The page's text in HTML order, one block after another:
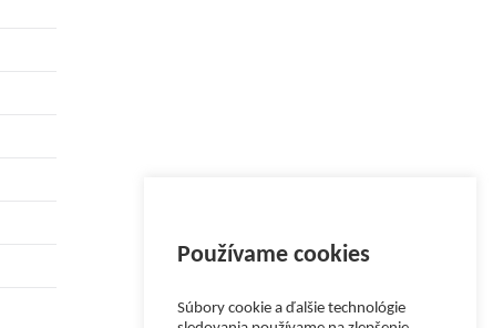
Používame cookies
Súbory cookie a ďalšie technológie